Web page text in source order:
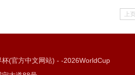
上页
杯(官方中文网站) - -2026WorldCup